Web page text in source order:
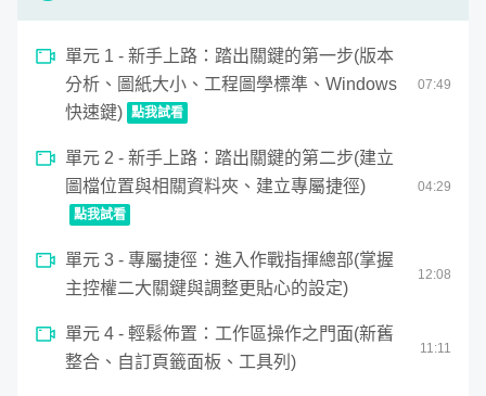
號)
http://www.autodesk.com/education/free-software/autocad
本課程以 AutoCAD windows 版本作為示範，建議同學使
用 windows 版本，以方便觀看課程中老師示範的畫面。使
用 Mac 的同學，建議分割出 windows 系統來作業。
需要具備的背景知識
新手不用擔心，這是AutoCAD入門課程，我們從零開始，
循序漸進識圖、看圖、繪圖、出圖，一步一步紮穩馬步練
單元 1 - 新手上路：踏出關鍵的第一步(版本
分析、圖紙大小、工程圖學標準、Windows
快速鍵) 點我試看
07:49
新手上路：踏出關鍵的第一步(版本分析、圖紙大小、工
seconds
minutes,
單元 2 - 新手上路：踏出關鍵的第二步(建立
圖檔位置與相關資料夾、建立專屬捷徑)
點我試看
04:29
新手上路：踏出關鍵的第二步(建立圖檔位置與相關資料夾
seconds
seconds
單元 3 - 專屬捷徑：進入作戰指揮總部(掌握
主控權二大關鍵與調整更貼心的設定)
12:08
單元 4 - 輕鬆佈置：工作區操作之門面(新舊
整合、自訂頁籤面板、工具列)
11:11